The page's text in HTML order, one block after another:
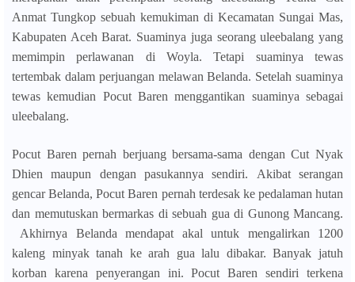
Anmat Tungkop sebuah kemukiman di Kecamatan Sungai Mas,
Kabupaten Aceh Barat. Suaminya juga seorang uleebalang yang
memimpin perlawanan di Woyla.Tetapi suaminya tewas
tertembak dalam perjuangan melawan Belanda. Setelah suaminya
tewas kemudian Pocut Baren menggantikan suaminya sebagai
uleebalang.
Pocut Baren pernah berjuang bersama-sama dengan Cut Nyak
Dhien maupun dengan pasukannya sendiri. Akibat serangan
gencar Belanda, Pocut Baren pernah terdesak ke pedalaman hutan
dan memutuskan bermarkas di sebuah gua di Gunong Mancang.
Akhirnya Belanda mendapat akal untuk mengalirkan 1200
kaleng minyak tanah ke arah gua lalu dibakar. Banyak jatuh
korban karena penyerangan ini. Pocut Baren sendiri terkena